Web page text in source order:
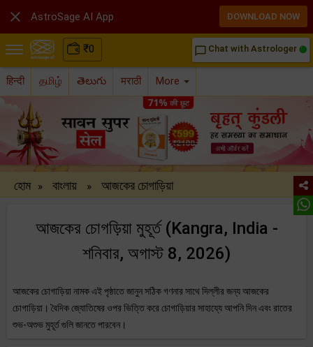
₹0 chat_bubble_outline Chat with Astrologer
हिन्दी தமிழ் తెలుగు मराठी More
হোম » বাংলায় » আজকের চোগাড়িয়া
আজকের চোগড়িয়া মুহূর্ত (Kangra, India -
শনিবার, অগাস্ট 8, 2026)
আজকের চোগাড়িয়া নামক এই পৃষ্ঠাতে জানুন সঠিক গণনার সাথে দিল্লীর জন্য আজকের
চোগাড়িয়া। বৈদিক জ্যোতিষের ওপর ভিত্তি করে চোগাড়িয়ার সাহায্যে আপনি দিন এবং রাতের
শুভ-অশুভ মুহূর্ত গুলি জানতে পারবেন।
 AstroSage AI App DOWNLOAD NOW